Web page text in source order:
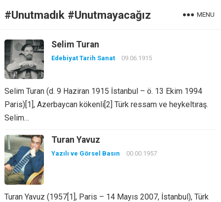
#Unutmadık #Unutmayacağız MENU
Selim Turan
Edebiyat Tarih Sanat 09.06.1915
Selim Turan (d. 9 Haziran 1915 İstanbul – ö. 13 Ekim 1994
Paris)[1], Azerbaycan kökenli[2] Türk ressam ve heykeltıraş.
Selim…
Turan Yavuz
Yazılı ve Görsel Basın 00.00.1957
Turan Yavuz (1957[1], Paris – 14 Mayıs 2007, İstanbul), Türk